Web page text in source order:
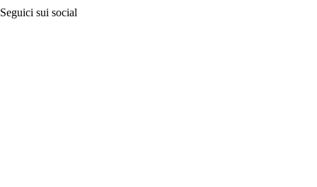
Seguici sui social